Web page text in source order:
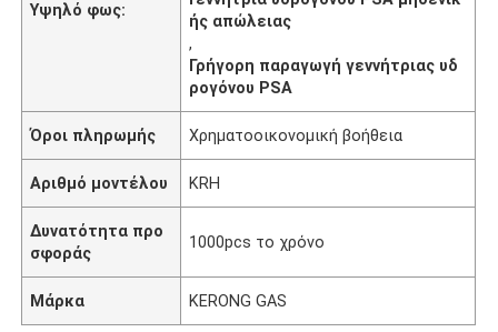
Υψηλό φως:
ής απώλειας
,
Γρήγορη παραγωγή γεννήτριας υδ
ρογόνου PSA
Όροι πληρωμής Χρηματοοικονομική βοήθεια
Αριθμό μοντέλου KRH
Δυνατότητα προ
σφοράς
1000pcs το χρόνο
Μάρκα KERONG GAS